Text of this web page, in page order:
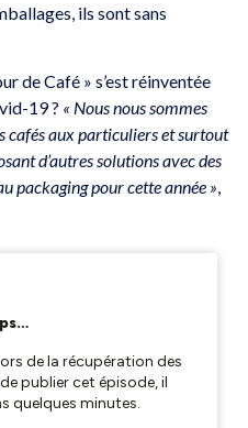
ils sont sans
de Café » s’est réinventée
19 ? « Nous nous sommes
cafés aux particuliers et surtout
d’autres solutions avec des
packaging pour cette année »,